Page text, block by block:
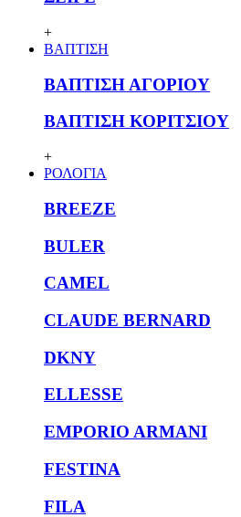
+
ΒΑΠΤΙΣΗ
ΒΑΠΤΙΣΗ ΑΓΟΡΙΟΥ
ΒΑΠΤΙΣΗ ΚΟΡΙΤΣΙΟΥ
+
ΡΟΛΟΓΙΑ
BREEZE
BULER
CAMEL
CLAUDE BERNARD
DKNY
ELLESSE
EMPORIO ARMANI
FESTINA
FILA